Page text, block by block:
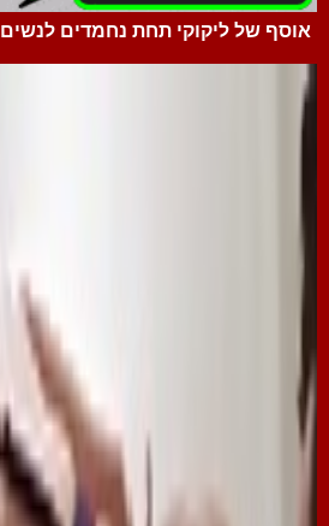
אוסף של ליקוקי תחת נחמדים לנשים